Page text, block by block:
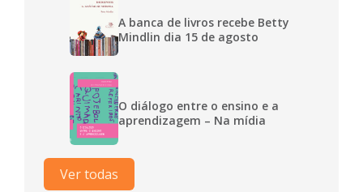
A banca de livros recebe Betty
Mindlin dia 15 de agosto
O diálogo entre o ensino e a
aprendizagem – Na mídia
Ver todas